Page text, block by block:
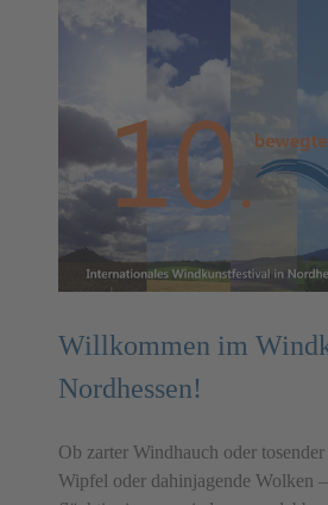
Willkommen im
Nordhessen!
Ob zarter Windhauch oder
Wipfel oder dahinjagende Wolken